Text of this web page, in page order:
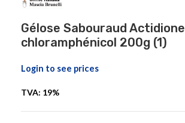
Gélose Sabouraud Actidione
chloramphénicol 200g (1)
Login to see prices
TVA: 19%